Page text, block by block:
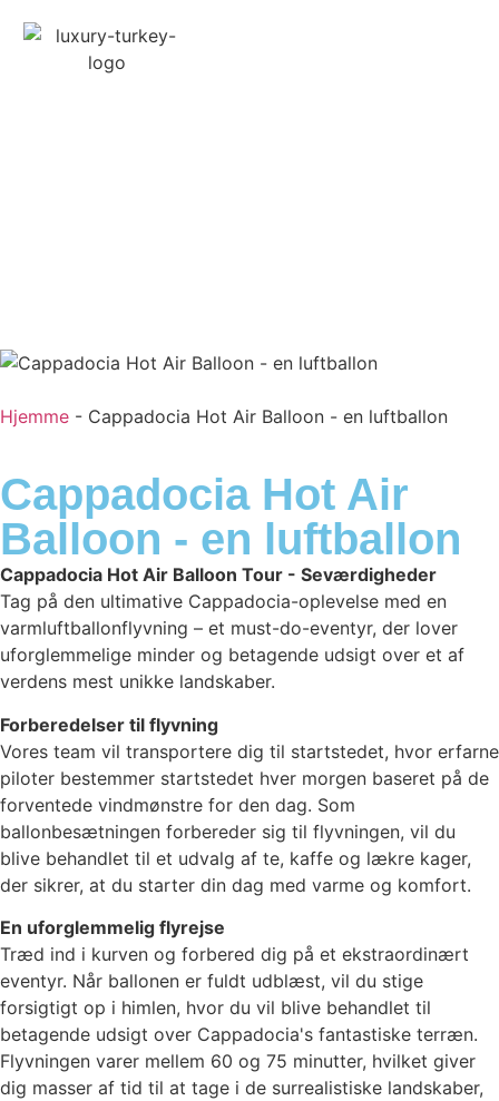
Hjemme - Cappadocia Hot Air Balloon - en luftballon
Cappadocia Hot Air
Balloon - en luftballon
Cappadocia Hot Air Balloon Tour - Seværdigheder
Tag på den ultimative Cappadocia-oplevelse med en
varmluftballonflyvning – et must-do-eventyr, der lover
uforglemmelige minder og betagende udsigt over et af
verdens mest unikke landskaber.
Forberedelser til flyvning
Vores team vil transportere dig til startstedet, hvor erfarne
piloter bestemmer startstedet hver morgen baseret på de
forventede vindmønstre for den dag. Som
ballonbesætningen forbereder sig til flyvningen, vil du
blive behandlet til et udvalg af te, kaffe og lækre kager,
der sikrer, at du starter din dag med varme og komfort.
En uforglemmelig flyrejse
Træd ind i kurven og forbered dig på et ekstraordinært
eventyr. Når ballonen er fuldt udblæst, vil du stige
forsigtigt op i himlen, hvor du vil blive behandlet til
betagende udsigt over Cappadocia's fantastiske terræn.
Flyvningen varer mellem 60 og 75 minutter, hvilket giver
dig masser af tid til at tage i de surrealistiske landskaber,